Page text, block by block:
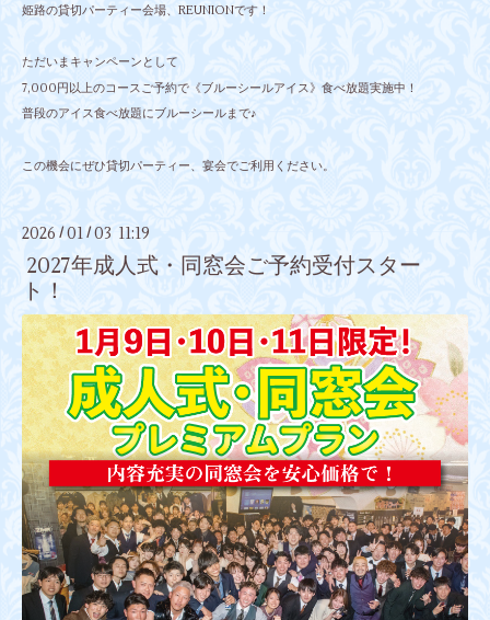
姫路の貸切パーティー会場、REUNIONです！
ただいまキャンペーンとして
7,000円以上のコースご予約で《ブルーシールアイス》食べ放題実施中！
普段のアイス食べ放題にブルーシールまで♪
この機会にぜひ貸切パーティー、宴会でご利用ください。
2026 /01 / 03 11:19
2027年成人式・同窓会ご予約受付スター
ト！